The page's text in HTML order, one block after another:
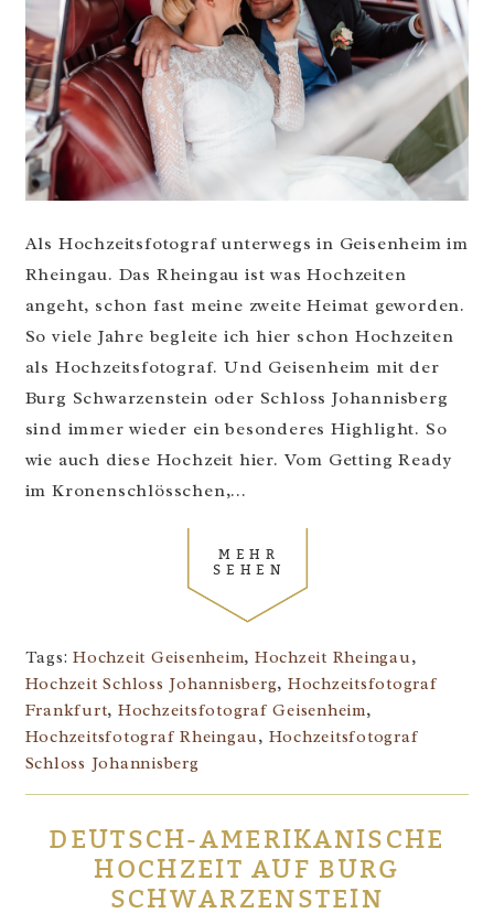
Als Hochzeitsfotograf unterwegs in Geisenheim im
Rheingau. Das Rheingau ist was Hochzeiten
angeht, schon fast meine zweite Heimat geworden.
So viele Jahre begleite ich hier schon Hochzeiten
als Hochzeitsfotograf. Und Geisenheim mit der
Burg Schwarzenstein oder Schloss Johannisberg
sind immer wieder ein besonderes Highlight. So
wie auch diese Hochzeit hier. Vom Getting Ready
im Kronenschlösschen,...
MEHR
SEHEN
Tags:Hochzeit Geisenheim, Hochzeit Rheingau,
Hochzeit Schloss Johannisberg, Hochzeitsfotograf
Frankfurt, Hochzeitsfotograf Geisenheim,
Hochzeitsfotograf Rheingau, Hochzeitsfotograf
Schloss Johannisberg
DEUTSCH-AMERIKANISCHE
HOCHZEIT AUF BURG
SCHWARZENSTEIN